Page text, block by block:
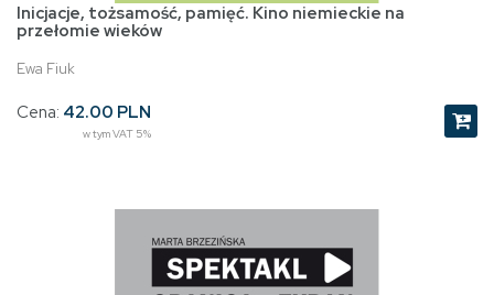
Inicjacje, tożsamość, pamięć. Kino niemieckie na
przełomie wieków
Ewa Fiuk
Cena: 42.00 PLN
w tym VAT 5%